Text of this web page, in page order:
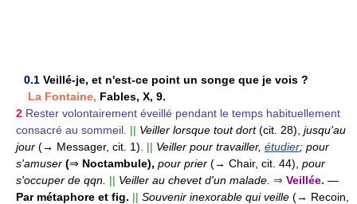
0.1 Veillé-je, et n'est-ce point un songe que je vois ?
La Fontaine, Fables, X, 9.
2 Rester volontairement éveillé pendant le temps habituellement
consacré au sommeil. || Veiller lorsque tout dort(cit. 28), jusqu'au
jour (→ Messager, cit. 1). || Veiller pour travailler, étudier; pour
s'amuser (⇒ Noctambule), pour prier (→ Chair, cit. 44), pour
s'occuper de qqn. || Veiller au chevet d'un malade. ⇒ Veillée. —
Par métaphore et fig. || Souvenir inexorable qui veille (→ Recoin,